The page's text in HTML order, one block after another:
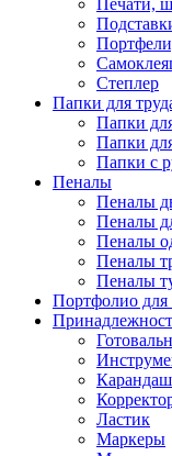
Печати,
Степлер
Папки для
Папки
Папки
Папки с
Пеналы
Пеналы
Пеналы
Пеналы
Пеналы
Пеналы
Портфолио для
Ластик
Маркеры